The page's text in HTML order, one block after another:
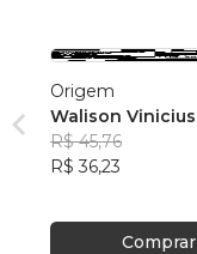
Origem
Walison Vinicius
R$ 45,76
R$ 36,23
Comprar